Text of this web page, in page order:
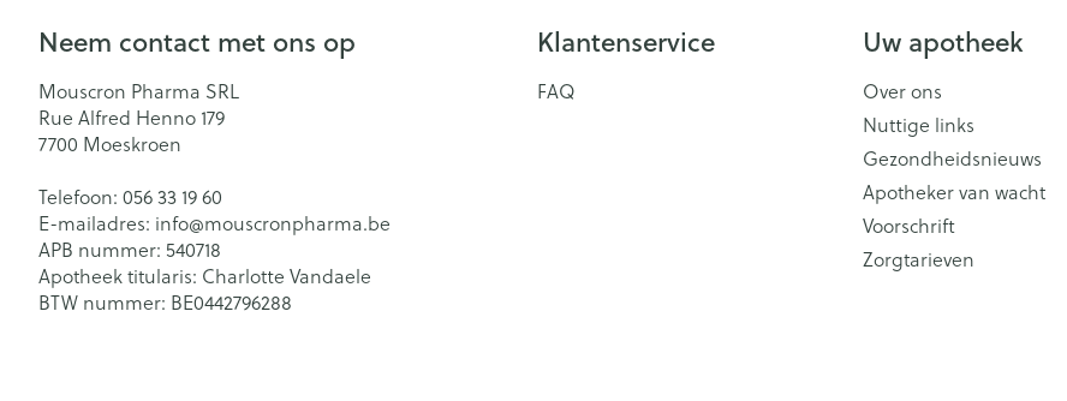
Neem contact met ons op
Mouscron Pharma SRL
Rue Alfred Henno 179
7700 Moeskroen
Telefoon: 056 33 19 60
E-mailadres: info@mouscronpharma.be
APB nummer: 540718
Apotheek titularis: Charlotte Vandaele
BTW nummer: BE0442796288
Klantenservice
FAQ
Uw apotheek
Over ons
Nuttige links
Gezondheidsnieuws
Apotheker van wacht
Voorschrift
Zorgtarieven